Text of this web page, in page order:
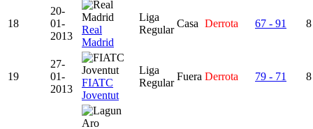
18
20-
01-
2013
Real
Madrid
Liga
Regular
Casa Derrota 67 - 91
19
27-
01-
2013
FIATC
Joventut
Liga
Regular
Fuera Derrota 79 - 71